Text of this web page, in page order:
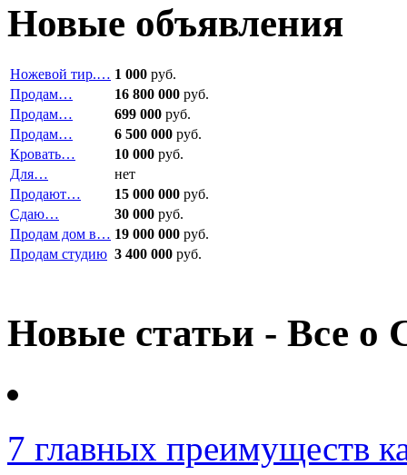
Новые объявления
Ножевой тир.… 1 000 руб.
Продам…
16 800 000 руб.
Продам…
699 000 руб.
Продам…
6 500 000 руб.
Кровать…
10 000 руб.
Для…
нет
Продают…
15 000 000 руб.
Сдаю…
30 000 руб.
Продам дом в… 19 000 000 руб.
Продам студию 3 400 000 руб.
Новые статьи - Все о
7 главных преимуществ